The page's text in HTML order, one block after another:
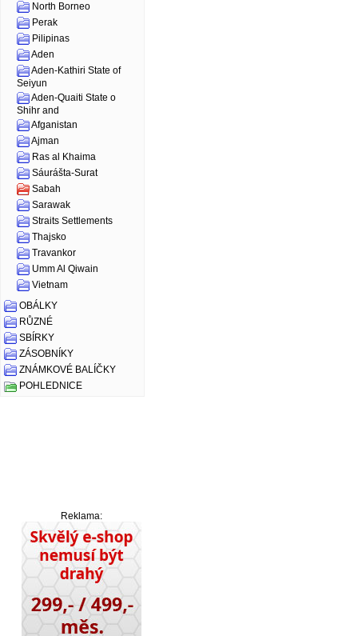
North Borneo
Perak
Pilipinas
Aden
Aden-Kathiri State of
Seiyun
Aden-Quaiti State o
Shihr and
Afganistan
Ajman
Ras al Khaima
Sáurášta-Surat
Sabah
Sarawak
Straits Settlements
Thajsko
Travankor
Umm Al Qiwain
Vietnam
OBÁLKY
RŮZNÉ
SBÍRKY
ZÁSOBNÍKY
ZNÁMKOVÉ BALÍČKY
POHLEDNICE
Reklama: